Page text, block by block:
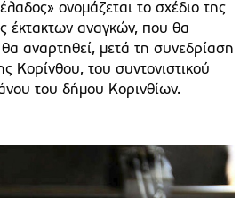
ονομάζεται το σχέδιο της
έκτακτων αναγκών, που θα
θα αναρτηθεί, μετά τη συνεδρίαση
Κορίνθου, του συντονιστικού
του δήμου Κορινθίων.